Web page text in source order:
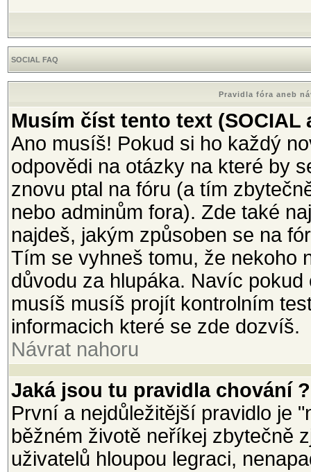
SOCIAL FAQ
Pravidla fóra aneb
Musím číst tento text (SOCIAL
Ano musíš! Pokud si ho každý
odpovědi na otázky na které by
znovu ptal na fóru (a tím
nebo adminům fora). Zde také
najdeš, jakým způsoben se na
Tím se vyhneš tomu, že nekoho
důvodu za hlupáka. Navíc
musíš musíš projít kontrolním
informacich které se zde dozvíš.
Návrat nahoru
Jaká jsou tu pravidla chování ?
První a nejdůležitější pravidlo je
běžném životě neříkej zbytečně
uživatelů hloupou legraci,